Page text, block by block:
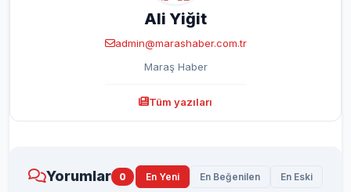
Ali Yiğit
admin@marashaber.com.tr
Maraş Haber
Tüm yazıları
Yorumlar 0 En Yeni En Beğenilen En Eski